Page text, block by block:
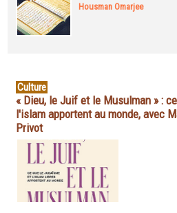
Housman Omarjee
Culture
« Dieu, le Juif et le Musulman » :
l'islam apportent au monde, avec
Privot